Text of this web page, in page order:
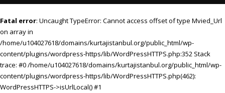
Fatal error: Uncaught TypeError: Cannot access offset of type Mvied_Url
on array in
/home/u104027618/domains/kurtajistanbul.org/public_html/wp-
content/plugins/wordpress-https/lib/WordPressHTTPS.php:352 Stack
trace: #0 /home/u104027618/domains/kurtajistanbul.org/public_html/wp-
content/plugins/wordpress-https/lib/WordPressHTTPS.php(462):
WordPressHTTPS->isUrlLocal() #1